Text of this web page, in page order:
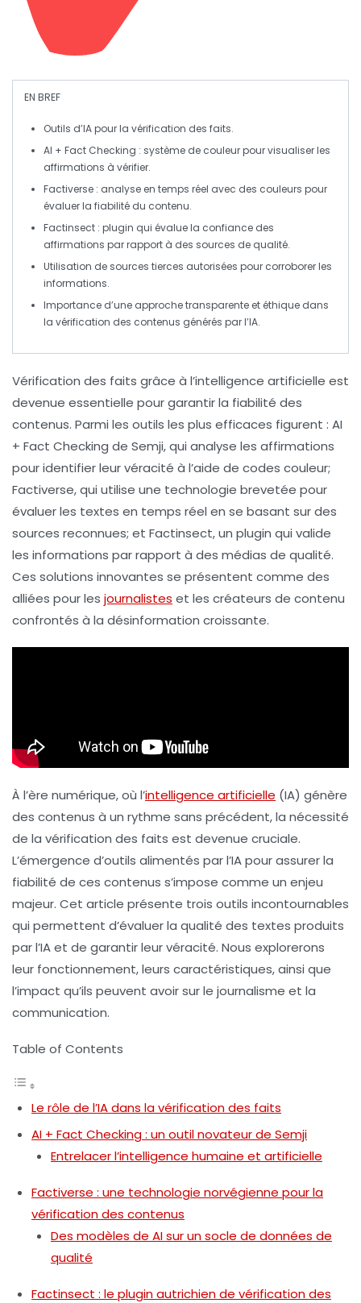
EN BREF
Outils d’IApour la vérification des faits.
AI + Fact Checking : système de couleur pour visualiser les
affirmations à vérifier.
Factiverse : analyse en temps réel avec des couleurs pour
évaluer la fiabilité du contenu.
Factinsect : plugin qui évalue la confiance des
affirmations par rapport à des sources de qualité.
Utilisation de sources tierces autorisées pour corroborer les
informations.
Importance d’une approchetransparente et éthique dans
la vérification des contenus générés par l’IA.
Vérification des faits grâce à l’intelligence artificielle est
devenue essentielle pour garantir la fiabilité des
contenus. Parmi les outils les plus efficaces figurent : AI
+ Fact Checking de Semji, qui analyse les affirmations
pour identifier leur véracité à l’aide de codes couleur;
Factiverse, qui utilise une technologie brevetée pour
évaluer les textes en temps réel en se basant sur des
sources reconnues; et Factinsect, un plugin qui valide
les informations par rapport à des médias de qualité.
Ces solutions innovantes se présentent comme des
alliées pour les journalistes et les créateurs de contenu
confrontés à la désinformation croissante.
À l’ère numérique, où l’intelligence artificielle (IA) génère
des contenus à un rythme sans précédent, la nécessité
de la vérification des faits est devenue cruciale.
L’émergence d’outils alimentés par l’IA pour assurer la
fiabilité de ces contenus s’impose comme un enjeu
majeur. Cet article présente trois outils incontournables
qui permettent d’évaluer la qualité des textes produits
par l’IA et de garantir leur véracité. Nous explorerons
leur fonctionnement, leurs caractéristiques, ainsi que
l’impact qu’ils peuvent avoir sur le journalisme et la
communication.
Table of Contents
Le rôle de l’IA dans la vérification des faits
AI + Fact Checking : un outil novateur de Semji
Entrelacer l’intelligence humaine et artificielle
Factiverse : une technologie norvégienne pour la
vérification des contenus
Des modèles de AI sur un socle de données de
qualité
Factinsect : le plugin autrichien de vérification des